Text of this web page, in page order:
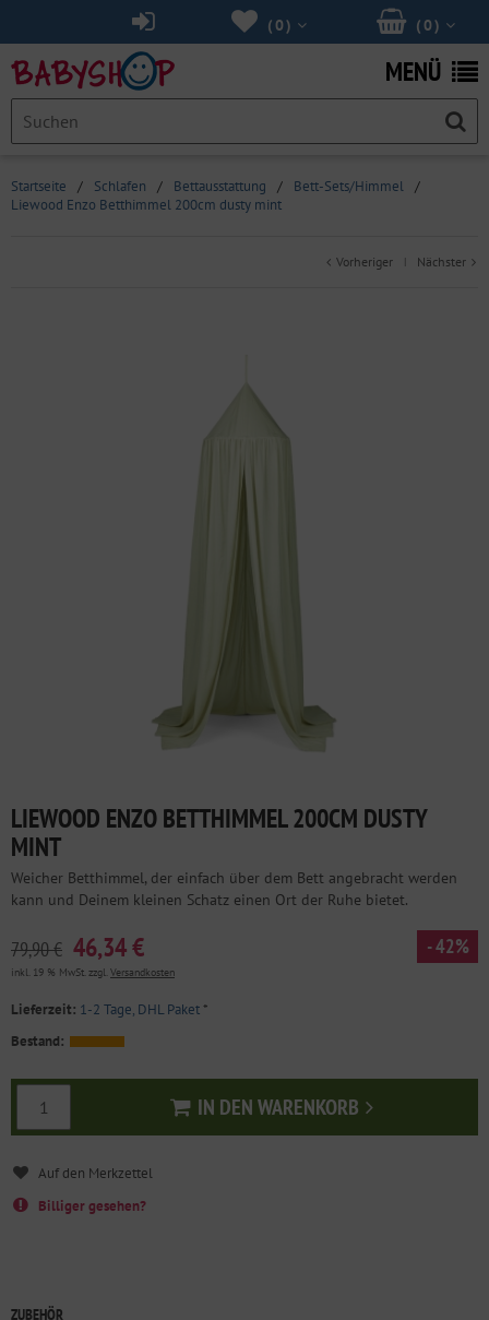
(0 )
(0 )
MENÜ
Startseite / Schlafen / Bettausstattung / Bett-Sets/Himmel /
Liewood Enzo Betthimmel 200cm dusty mint
Vorheriger | Nächster
LIEWOOD ENZO BETTHIMMEL 200CM DUSTY
MINT
Weicher Betthimmel, der einfach über dem Bett angebracht werden
kann und Deinem kleinen Schatz einen Ort der Ruhe bietet.
79,90 € 46,34 € - 42%
inkl. 19 % MwSt. zzgl. Versandkosten
Lieferzeit: 1-2 Tage, DHL Paket*
Bestand:
IN DEN WARENKORB
In den Warenkorb
Billiger gesehen?
ZUBEHÖR